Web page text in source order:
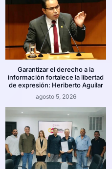
Garantizar el derecho a la
información fortalece la libertad
de expresión: Heriberto Aguilar
agosto 5, 2026